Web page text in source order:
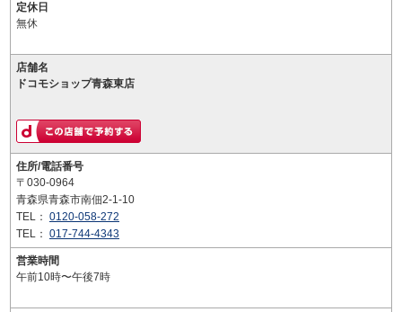
定休日
無休
店舗名
ドコモショップ青森東店
住所/電話番号
〒030-0964
青森県青森市南佃2-1-10
TEL： 0120-058-272
TEL： 017-744-4343
営業時間
午前10時〜午後7時